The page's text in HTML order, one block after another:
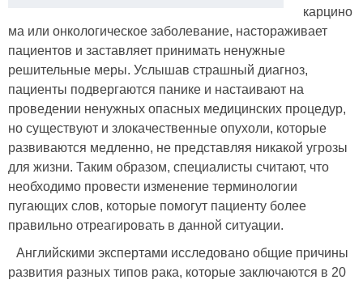
карцино
ма или онкологическое заболевание, настораживает
пациентов и заставляет принимать ненужные
решительные меры. Услышав страшный диагноз,
пациенты подвергаются панике и настаивают на
проведении ненужных опасных медицинских процедур,
но существуют и злокачественные опухоли, которые
развиваются медленно, не представляя никакой угрозы
для жизни. Таким образом, специалисты считают, что
необходимо провести изменение терминологии
пугающих слов, которые помогут пациенту более
правильно отреагировать в данной ситуации.
Английскими экспертами исследовано общие причины
развития разных типов рака, которые заключаются в 20